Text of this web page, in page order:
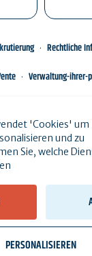
Rechtliche
Verwaltung-ihrer-
'Cookies'
und zu
Sie, welche
PERSONALISIEREN